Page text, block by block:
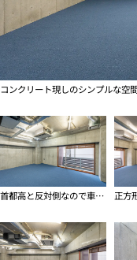
コンクリート現しのシンプルな空
首都高と反対側なので車の音は気になりません 正方